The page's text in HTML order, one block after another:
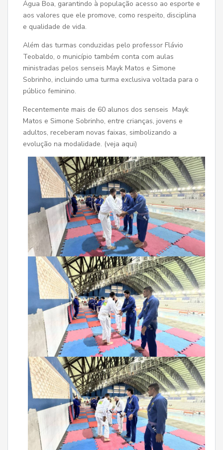
Água Boa, garantindo à população acesso ao esporte e
aos valores que ele promove, como respeito, disciplina
e qualidade de vida.
Além das turmas conduzidas pelo professor Flávio
Teobaldo, o município também conta com aulas
ministradas pelos senseis Mayk Matos e Simone
Sobrinho, incluindo uma turma exclusiva voltada para o
público feminino.
Recentemente mais de 60 alunos dos senseis Mayk
Matos e Simone Sobrinho, entre crianças, jovens e
adultos, receberam novas faixas, simbolizando a
evolução na modalidade. (veja aqui)